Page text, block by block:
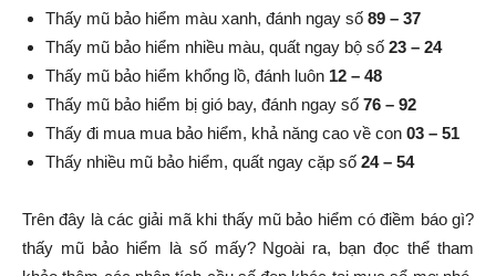
Thấy mũ bảo hiểm màu xanh, đánh ngay số 89 – 37
Thấy mũ bảo hiểm nhiều màu, quất ngay bộ số 23 – 24
Thấy mũ bảo hiểm khổng lồ, đánh luôn 12 – 48
Thấy mũ bảo hiểm bị gió bay, đánh ngay số 76 – 92
Thấy đi mua mua bảo hiểm, khả năng cao về con 03 – 51
Thấy nhiều mũ bảo hiểm, quất ngay cặp số 24 – 54
Trên đây là các giải mã khi thấy mũ bảo hiểm có điềm báo gì?
thấy mũ bảo hiểm là số mấy? Ngoài ra, bạn đọc thể tham